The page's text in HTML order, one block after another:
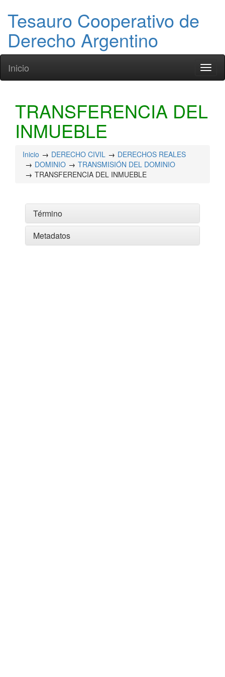
Tesauro Cooperativo de
Derecho Argentino
Inicio
TRANSFERENCIA DEL
INMUEBLE
Inicio DERECHO CIVIL
DERECHOS REALES
DOMINIO
TRANSMISIÓN DEL DOMINIO
TRANSFERENCIA DEL INMUEBLE
Término
Metadatos